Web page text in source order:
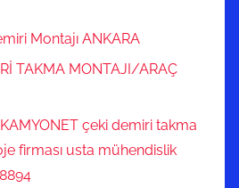
Montajı ANKARA
TAKMA MONTAJI/ARAÇ
çeki demiri takma
firması usta mühendislik